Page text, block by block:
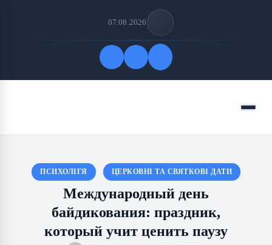
07.08.2026
Меню
ПСИХОЛІГЯ ЦЕРКОВНІ ТА СВЯТКОВІ ДАТИ
Международный день
байдикования: праздник,
который учит ценить паузу